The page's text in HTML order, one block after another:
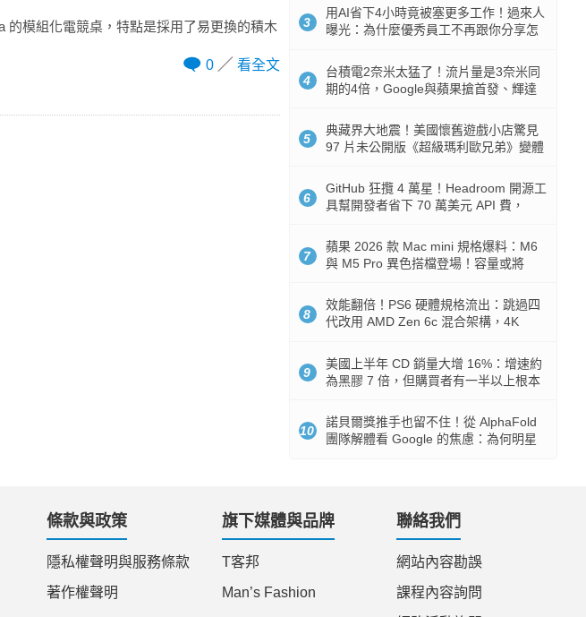
的模組化電競桌，特點是採用了易更換的積木
0
看全文
3
用AI省下4小時竟被塞更多工作！過來人
曝光：為什麼優秀員工不再跟你分享怎
4
台積電2奈米太猛了！流片量是3奈米同
期的4倍，Google與蘋果搶首發、輝達
5
典藏界大地震！美國懷舊遊戲小店驚見
97 片未公開版《超級瑪利歐兄弟》變體
6
GitHub 狂攬 4 萬星！Headroom 開源工
具幫開發者省下 70 萬美元 API 費，
7
蘋果 2026 款 Mac mini 規格爆料：M6
與 M5 Pro 異色搭檔登場！容量或將
8
效能翻倍！PS6 硬體規格流出：跳過四
代改用 AMD Zen 6c 混合架構，4K
9
美國上半年 CD 銷量大增 16%：增速約
為黑膠 7 倍，但購買者有一半以上根本
10
諾貝爾獎推手也留不住！從 AlphaFold
團隊解體看 Google 的焦慮：為何明星
條款與政策
隱私權聲明與服務條款
著作權聲明
旗下媒體與品牌
T客邦
Man’s Fashion
聯絡我們
網站內容勘誤
課程內容詢問